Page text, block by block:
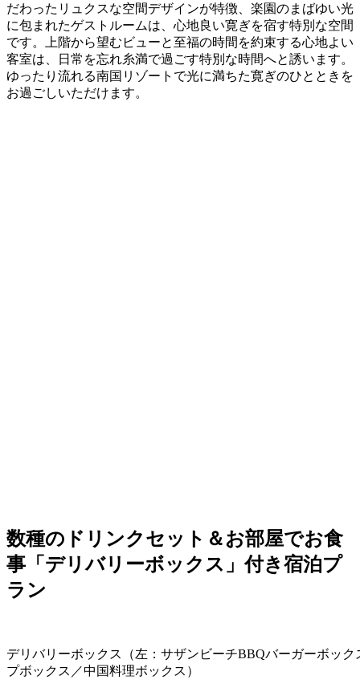
だわったリュクスな空間デザインが特徴、楽園のまばゆい光
に包まれたゲストルームは、心地良い寛ぎを宿す特別な空間
です。上階から望むビューと至福の時間を約束する心地よい
客室は、日常を忘れ糸満で過ごす特別な時間へと誘います。
ゆったり流れる南国リゾートで光に満ちた寛ぎのひとときを
お過ごしいただけます。
数種のドリンクセット＆お部屋でお食
事「デリバリーボックス」付き宿泊プ
ラン
デリバリーボックス（左：サザンビーチBBQバーガーボッ
プボックス／中国料理ボックス）